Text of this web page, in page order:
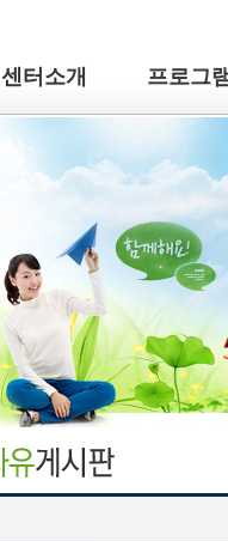
센터소개 프로그